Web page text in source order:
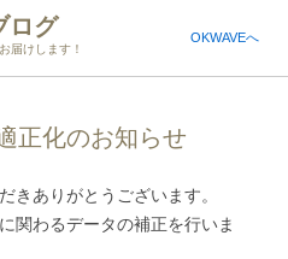
ログ
届けします！
OKWAVEへ
正化のお知らせ
きありがとうございます。
関わるデータの補正を行いま